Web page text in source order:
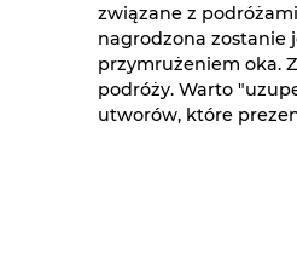
związane z
nagrodzona zostanie
przymrużeniem oka.
podróży. Warto
utworów, które